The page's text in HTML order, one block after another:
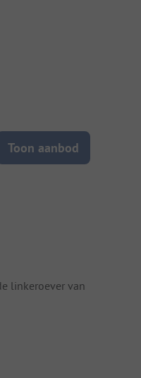
Toon aanbod
linkeroever van